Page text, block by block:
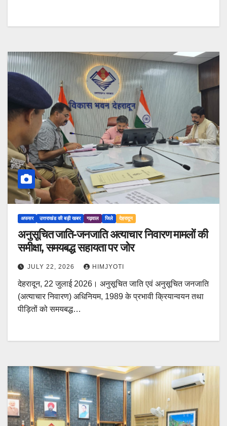
अफसर उत्तराखंड की बड़ी खबर गढ़वाल जिले देहरादून
अनुसूचित जाति-जनजाति अत्याचार निवारण मामलों की
समीक्षा, समयबद्ध सहायता पर जोर
JULY 22, 2026 HIMJYOTI
देहरादून, 22 जुलाई 2026। अनुसूचित जाति एवं अनुसूचित जनजाति
(अत्याचार निवारण) अधिनियम, 1989 के प्रभावी क्रियान्वयन तथा
पीड़ितों को समयबद्ध…